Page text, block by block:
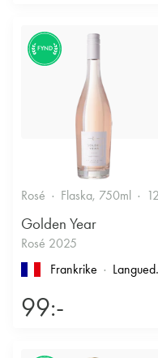
FYND
Rosé Flaska, 750ml
Golden Year
Rosé 2025
Frankrike
99:-